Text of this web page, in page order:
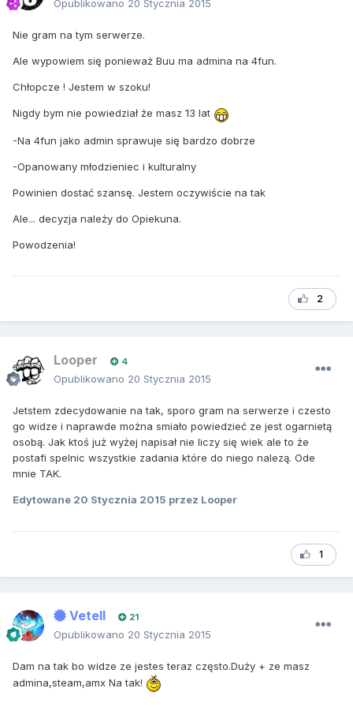
Opublikowano 20 Stycznia 2015
Nie gram na tym serwerze.
Ale wypowiem się ponieważ Buu ma admina na 4fun.
Chłopcze ! Jestem w szoku!
Nigdy bym nie powiedział że masz 13 lat
-Na 4fun jako admin sprawuje się bardzo dobrze
-Opanowany młodzieniec i kulturalny
Powinien dostać szansę. Jestem oczywiście na tak
Ale... decyzja należy do Opiekuna.
Powodzenia!
2
Looper 4
Opublikowano 20 Stycznia 2015
Jetstem zdecydowanie na tak, sporo gram na serwerze i czesto
go widze i naprawde można smiało powiedzieć ze jest ogarnietą
osobą. Jak ktoś już wyżej napisał nie liczy się wiek ale to że
postafi spelnic wszystkie zadania które do niego nalezą. Ode
mnie TAK.
Edytowane 20 Stycznia 2015 przez Looper
1
Vetell 21
Opublikowano 20 Stycznia 2015
Dam na tak bo widze ze jestes teraz często.Duży + ze masz
admina,steam,amx Na tak!